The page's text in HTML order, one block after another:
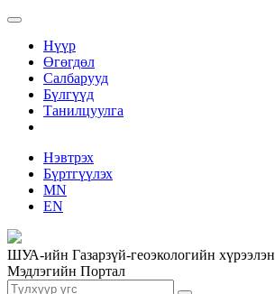
Нүүр
Өгөгдөл
Салбарууд
Бүлгүүд
Танилцуулга
Нэвтрэх
Бүртгүүлэх
MN
EN
ШУА-ийн Газарзүй-геоэкологийн хүрээлэн
Мэдлэгийн Портал